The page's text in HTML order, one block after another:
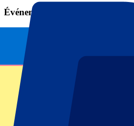
Événements populaires
GP Espagne
GP Pays Bas
GP Italie
GP Singapour
Tous les sports